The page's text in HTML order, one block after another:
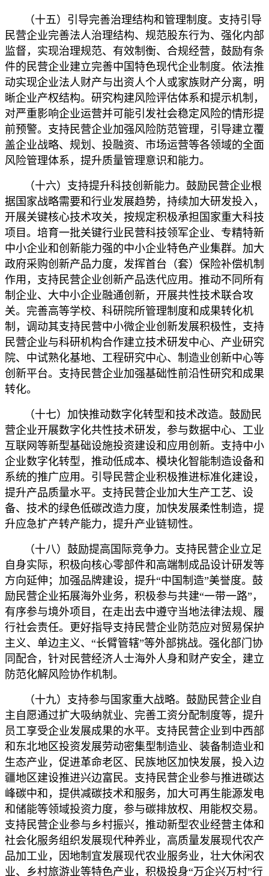
（十五）引导完善治理结构和管理制度。支持引导
民营企业完善法人治理结构、规范股东行为、强化内部
监督，实现治理规范、有效制衡、合规经营，鼓励有条
件的民营企业建立完善中国特色现代企业制度。依法推
动实现企业法人财产与出资人个人或家族财产分离，明
晰企业产权结构。研究构建风险评估体系和提示机制，
对严重影响企业运营并可能引发社会稳定风险的情形提
前预警。支持民营企业加强风险防范管理，引导建立覆
盖企业战略、规划、投融资、市场运营等各领域的全面
风险管理体系，提升质量管理意识和能力。
（十六）支持提升科技创新能力。鼓励民营企业根
据国家战略需要和行业发展趋势，持续加大研发投入，
开展关键核心技术攻关，按规定积极承担国家重大科技
项目。培育一批关键行业民营科技领军企业、专精特新
中小企业和创新能力强的中小企业特色产业集群。加大
政府采购创新产品力度，发挥首台（套）保险补偿机制
作用，支持民营企业创新产品迭代应用。推动不同所有
制企业、大中小企业融通创新，开展共性技术联合攻
关。完善高等学校、科研院所管理制度和成果转化机
制，调动其支持民营中小微企业创新发展积极性，支持
民营企业与科研机构合作建立技术研发中心、产业研究
院、中试熟化基地、工程研究中心、制造业创新中心等
创新平台。支持民营企业加强基础性前沿性研究和成果
转化。
（十七）加快推动数字化转型和技术改造。鼓励民
营企业开展数字化共性技术研发，参与数据中心、工业
互联网等新型基础设施投资建设和应用创新。支持中小
企业数字化转型，推动低成本、模块化智能制造设备和
系统的推广应用。引导民营企业积极推进标准化建设，
提升产品质量水平。支持民营企业加大生产工艺、设
备、技术的绿色低碳改造力度，加快发展柔性制造，提
升应急扩产转产能力，提升产业链韧性。
（十八）鼓励提高国际竞争力。支持民营企业立足
自身实际，积极向核心零部件和高端制成品设计研发等
方向延伸；加强品牌建设，提升“中国制造”美誉度。鼓
励民营企业拓展海外业务，积极参与共建“一带一路”，
有序参与境外项目，在走出去中遵守当地法律法规、履
行社会责任。更好指导支持民营企业防范应对贸易保护
主义、单边主义、“长臂管辖”等外部挑战。强化部门协
同配合，针对民营经济人士海外人身和财产安全，建立
防范化解风险协作机制。
（十九）支持参与国家重大战略。鼓励民营企业自
主自愿通过扩大吸纳就业、完善工资分配制度等，提升
员工享受企业发展成果的水平。支持民营企业到中西部
和东北地区投资发展劳动密集型制造业、装备制造业和
生态产业，促进革命老区、民族地区加快发展，投入边
疆地区建设推进兴边富民。支持民营企业参与推进碳达
峰碳中和，提供减碳技术和服务，加大可再生能源发电
和储能等领域投资力度，参与碳排放权、用能权交易。
支持民营企业参与乡村振兴，推动新型农业经营主体和
社会化服务组织发展现代种养业，高质量发展现代农产
品加工业，因地制宜发展现代农业服务业，壮大休闲农
业、乡村旅游业等特色产业，积极投身“万企兴万村”行